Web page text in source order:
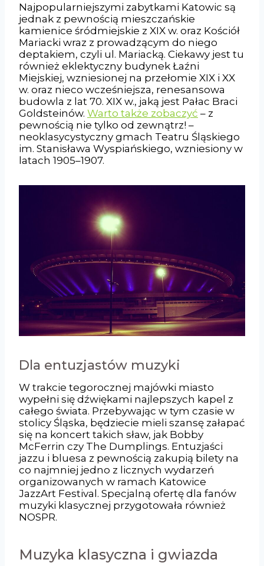
Najpopularniejszymi zabytkami Katowic są
jednak z pewnością mieszczańskie
kamienice śródmiejskie z XIX w. oraz Kościół
Mariacki wraz z prowadzącym do niego
deptakiem, czyli ul. Mariacką. Ciekawy jest tu
również eklektyczny budynek Łaźni
Miejskiej, wzniesionej na przełomie XIX i XX
w. oraz nieco wcześniejsza, renesansowa
budowla z lat 70. XIX w., jaką jest Pałac Braci
Goldsteinów. Warto także zobaczyć – z
pewnością nie tylko od zewnątrz! –
neoklasycystyczny gmach Teatru Śląskiego
im. Stanisława Wyspiańskiego, wzniesiony w
latach 1905–1907.
Dla entuzjastów muzyki
W trakcie tegorocznej majówki miasto
wypełni się dźwiękami najlepszych kapel z
całego świata. Przebywając w tym czasie w
stolicy Śląska, będziecie mieli szansę załapać
się na koncert takich sław, jak Bobby
McFerrin czy The Dumplings. Entuzjaści
jazzu i bluesa z pewnością zakupią bilety na
co najmniej jedno z licznych wydarzeń
organizowanych w ramach Katowice
JazzArt Festival. Specjalną ofertę dla fanów
muzyki klasycznej przygotowała również
NOSPR.
Muzyka klasyczna i gwiazda